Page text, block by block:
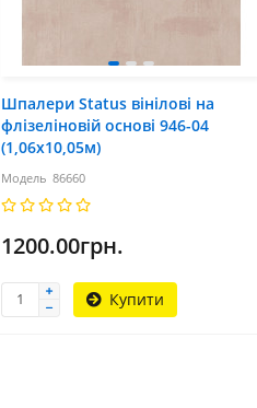
Шпалери Status вінілові на
флізеліновій основі 946-04
(1,06х10,05м)
86660
1200.00грн.
Купити